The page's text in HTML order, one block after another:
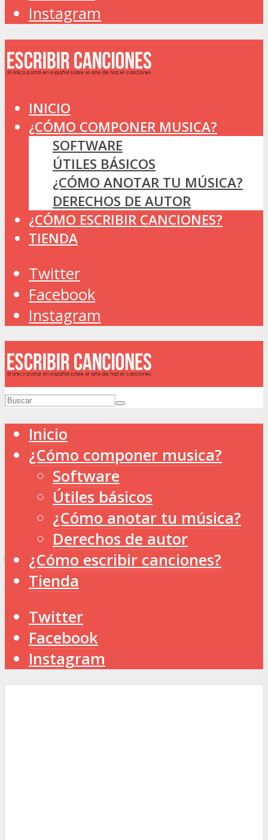
Instagram
INICIO
¿CÓMO COMPONER MUSICA?
SOFTWARE
ÚTILES BÁSICOS
¿CÓMO ANOTAR TU MÚSICA?
DERECHOS DE AUTOR
¿CÓMO ESCRIBIR CANCIONES?
TIENDA
Twitter
Facebook
Instagram
Inicio
¿Cómo componer musica?
Software
Útiles básicos
¿Cómo anotar tu música?
Derechos de autor
¿Cómo escribir canciones?
Tienda
Twitter
Facebook
Instagram